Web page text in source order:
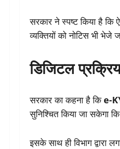
सरकार ने स्पष्ट किया है कि
व्यक्तियों को नोटिस भी भेजे
डिजिटल
सरकार का कहना है किe-
सुनिश्चित किया जा सकेगा
इसके साथ ही विभाग द्वारा